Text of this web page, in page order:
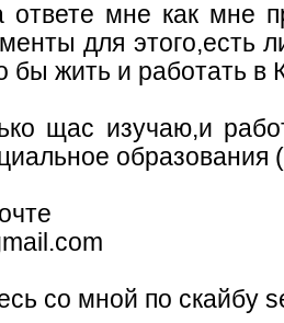
ответе мне как мне
для этого,есть
бы жить и работать в
щас изучаю,и
образования
со мной по скайбу